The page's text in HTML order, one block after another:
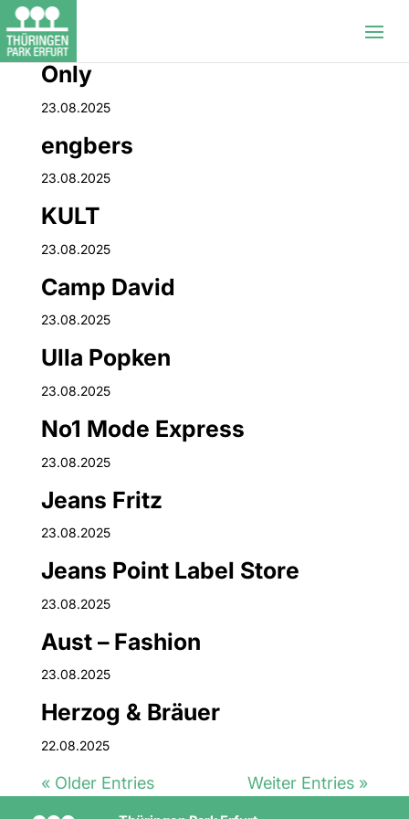
Only
23.08.2025
engbers
23.08.2025
KULT
23.08.2025
Camp David
23.08.2025
Ulla Popken
23.08.2025
No1 Mode Express
23.08.2025
Jeans Fritz
23.08.2025
Jeans Point Label Store
23.08.2025
Aust – Fashion
23.08.2025
Herzog & Bräuer
22.08.2025
« Older Entries Weiter Entries »